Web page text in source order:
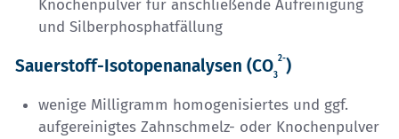
Knochenpulver für anschließende Aufreinigung
und Silberphosphatfällung
Sauerstoff-Isotopenanalysen (CO3
2-)
wenige Milligramm homogenisiertes und ggf.
aufgereinigtes Zahnschmelz- oder Knochenpulver